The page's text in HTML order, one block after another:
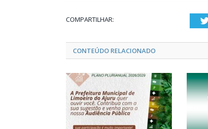
COMPARTILHAR:
CONTEÚDO RELACIONADO